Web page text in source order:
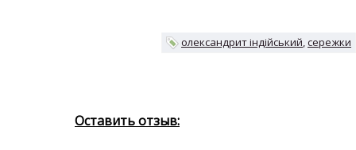
олександрит індійський сережки